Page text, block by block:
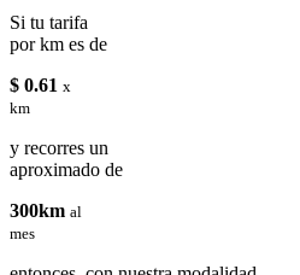
Si tu tarifa
por km es de
$ 0.61 x
km
y recorres un
aproximado de
300km al
mes